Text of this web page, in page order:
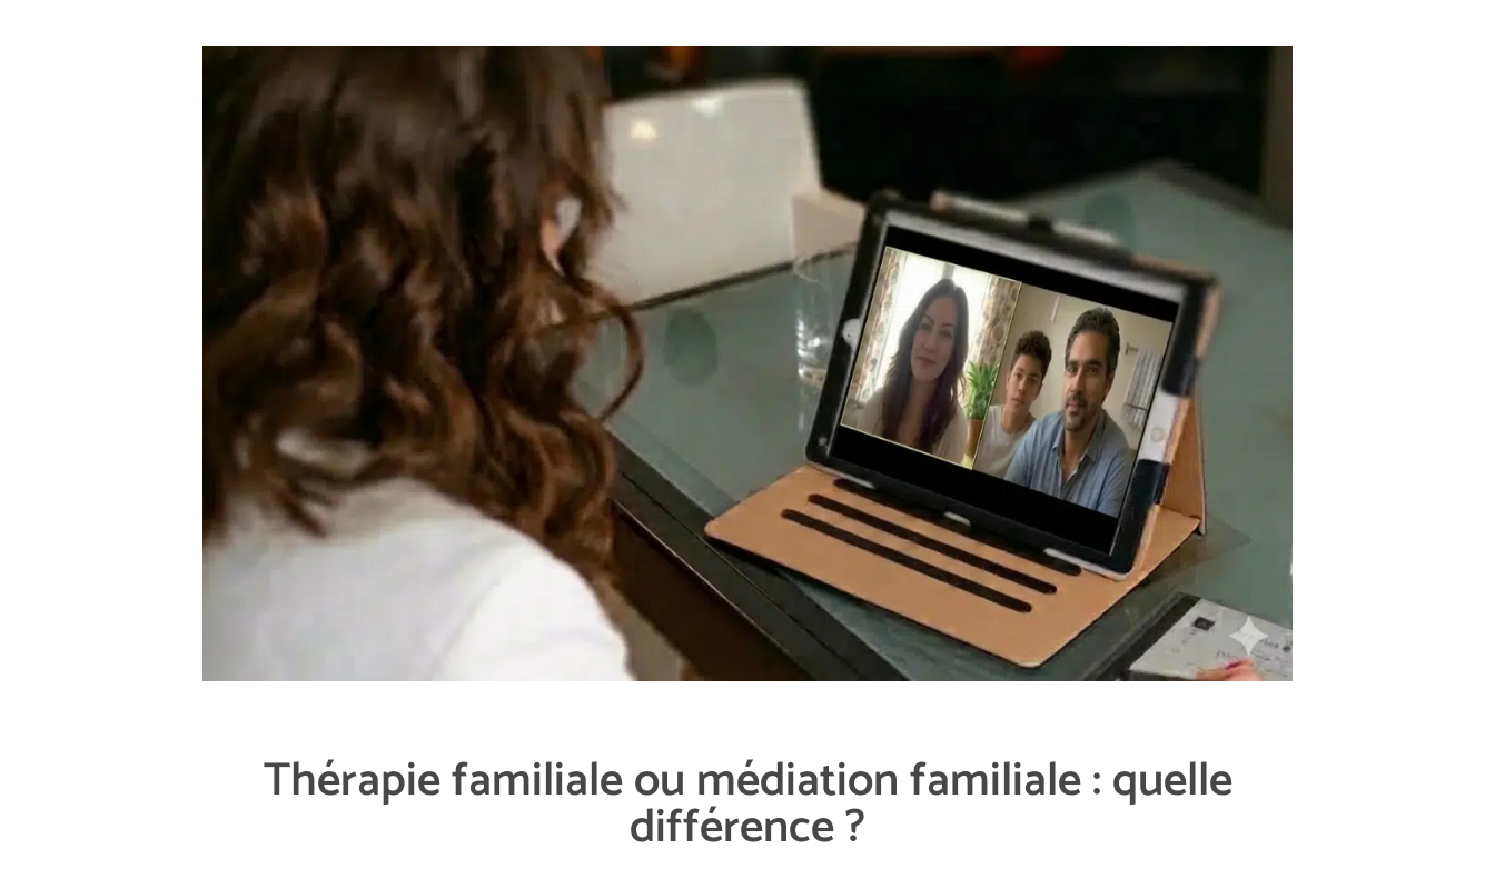
Thérapie familiale ou médiation familiale : quelle
différence ?